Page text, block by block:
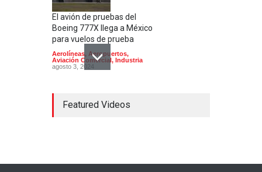
El avión de pruebas del
Boeing 777X llega a México
para vuelos de prueba
Aerolíneas, Aeropuertos,
Aviación Comercial, Industria
agosto 3, 2024
vuelo directo de Hainan
Featured Videos